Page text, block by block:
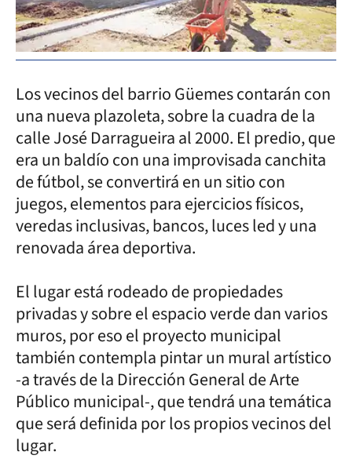
Los vecinos del barrio Güemes contarán con
una nueva plazoleta, sobre la cuadra de la
calle José Darragueira al 2000. El predio, que
era un baldío con una improvisada canchita
de fútbol, se convertirá en un sitio con
juegos, elementos para ejercicios físicos,
veredas inclusivas, bancos, luces led y una
renovada área deportiva.
El lugar está rodeado de propiedades
privadas y sobre el espacio verde dan varios
muros, por eso el proyecto municipal
también contempla pintar un mural artístico
-a través de la Dirección General de Arte
Público municipal-, que tendrá una temática
que será definida por los propios vecinos del
lugar.